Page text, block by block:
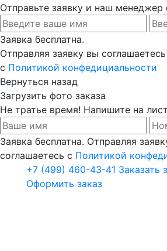
Отправьте заявку и наш
Заявка бесплатна.
Отправляя заявку вы соглашаетесь
с Политикой конфедициальности
Вернуться назад
Загрузить фото заказа
Не тратье время! Напишите на
Заявка бесплатна. Отправляя
соглашаетесь с Политикой
+7 (499) 460-43-41 Заказать
Оформить заказ